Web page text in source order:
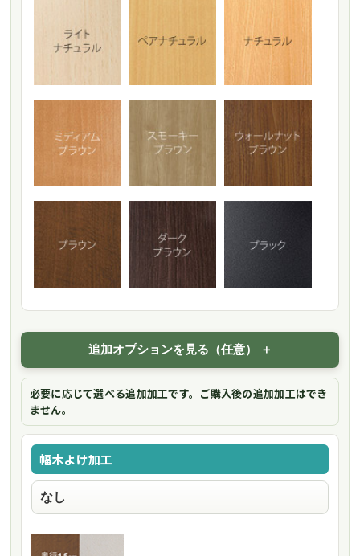
追加オプションを見る（任意）
必要に応じて選べる追加加工です。ご購入後の追加加工はでき
ません。
幅木よけ加工